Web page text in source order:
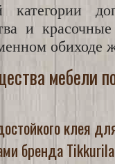
и
обиходе
клея
бренда